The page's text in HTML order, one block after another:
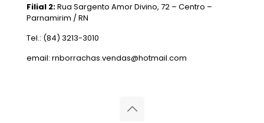
Filial 2:Rua Sargento Amor Divino, 72 – Centro –
Parnamirim / RN
Tel.: (84) 3213-3010
email: rnborrachas.vendas@hotmail.com